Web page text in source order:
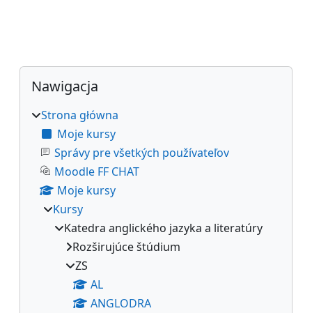
Bloki
Pomiń Nawigacja
Nawigacja
Strona główna
Moje kursy
Správy pre všetkých používateľov
Moodle FF CHAT
Moje kursy
Kursy
Katedra anglického jazyka a literatúry
Rozširujúce štúdium
ZS
AL
ANGLODRA